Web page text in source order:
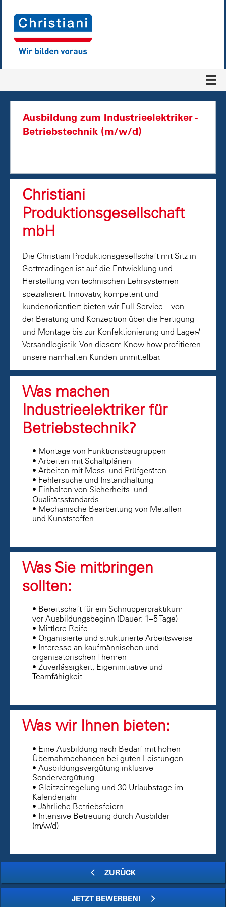
Ausbildung zum Industrieelektriker -
Betriebstechnik (m/w/d)
Christiani
Produktionsgesellschaft
mbH
Die Christiani Produktionsgesellschaft mit Sitz in
Gottmadingen ist auf die Entwicklung und
Herstellung von technischen Lehrsystemen
spezialisiert. Innovativ, kompetent und
kundenorientiert bieten wir Full-Service – von
der Beratung und Konzeption über die Fertigung
und Montage bis zur Konfektionierung und Lager-/
Versandlogistik. Von diesem Know-how profitieren
unsere namhaften Kunden unmittelbar.
Was machen
Industrieelektriker für
Betriebstechnik?
• Montage von Funktionsbaugruppen
• Arbeiten mit Schaltplänen
• Arbeiten mit Mess- und Prüfgeräten
• Fehlersuche und Instandhaltung
• Einhalten von Sicherheits- und
Qualitätsstandards
• Mechanische Bearbeitung von Metallen
und Kunststoffen
Was Sie mitbringen
sollten:
• Bereitschaft für ein Schnupperpraktikum
vor Ausbildungsbeginn (Dauer: 1–5 Tage)
• Mittlere Reife
• Organisierte und strukturierte Arbeitsweise
• Interesse an kaufmännischen und
organisatorischen Themen
• Zuverlässigkeit, Eigeninitiative und
Teamfähigkeit
Was wir Ihnen bieten:
• Eine Ausbildung nach Bedarf mit hohen
Übernahmechancen bei guten Leistungen
• Ausbildungsvergütung inklusive
Sondervergütung
• Gleitzeitregelung und 30 Urlaubstage im
Kalenderjahr
• Jährliche Betriebsfeiern
• Intensive Betreuung durch Ausbilder
(m/w/d)
ZURÜCK
JETZT BEWERBEN!